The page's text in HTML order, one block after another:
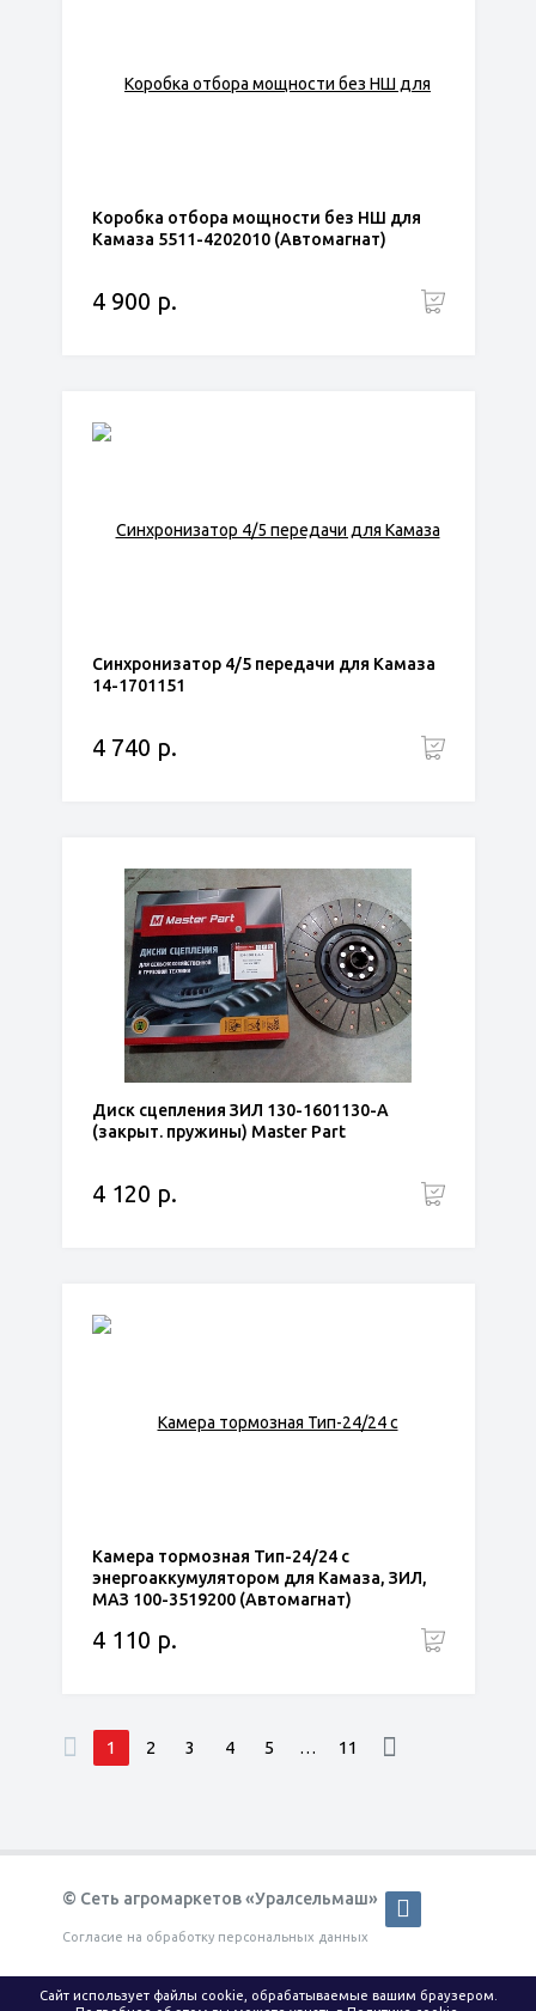
Коробка отбора мощности без НШ для
Камаза 5511-4202010 (Автомагнат)
4 900 р.
Синхронизатор 4/5 передачи для Камаза
14-1701151
4 740 р.
Диск сцепления ЗИЛ 130-1601130-А
(закрыт. пружины) Master Part
4 120 р.
Камера тормозная Тип-24/24 с
энергоаккумулятором для Камаза, ЗИЛ,
МАЗ 100-3519200 (Автомагнат)
4 110 р.
1 2 3 4 5 … 11
© Сеть агромаркетов «Уралсельмаш»
Согласие на обработку персональных данных
ОПЛАТА И ДОСТАВКА
Сайт использует файлы cookie, обрабатываемые вашим браузером.